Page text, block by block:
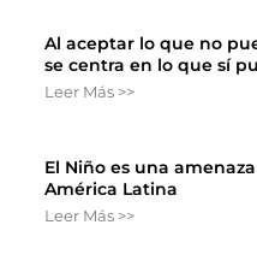
Al aceptar lo que no
se centra en lo que sí
Leer Más >>
El Niño es una
América Latina
Leer Más >>